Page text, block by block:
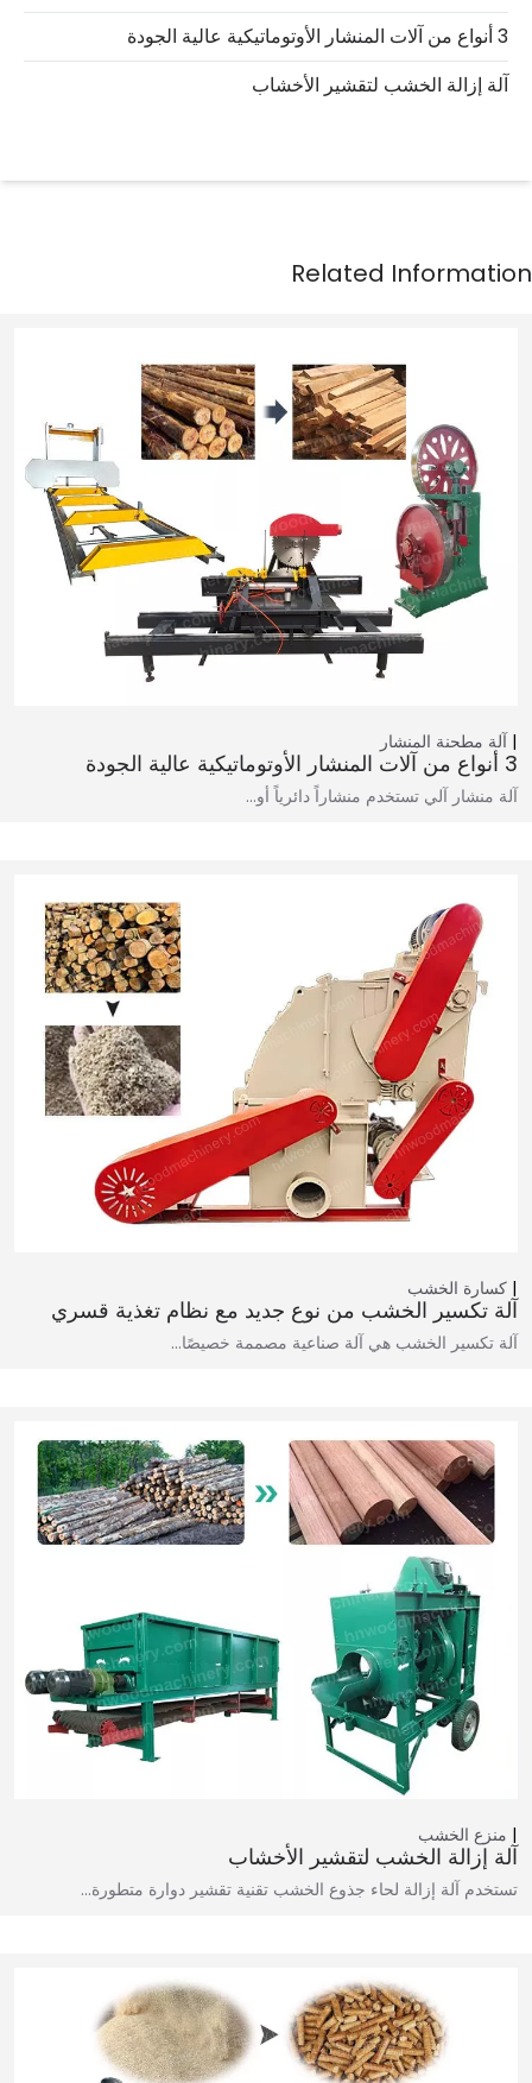
3 أنواع من آلات المنشار الأوتوماتيكية عالية الجودة
آلة إزالة الخشب لتقشير الأخشاب
آلة مطحنة المنشار
3 أنواع من آلات المنشار الأوتوماتيكية عالية الجودة
آلة منشار آلي تستخدم منشاراً دائرياً أو…
كسارة الخشب
آلة تكسير الخشب من نوع جديد مع نظام تغذية قسري
آلة تكسير الخشب هي آلة صناعية مصممة خصيصًا…
منزع الخشب
آلة إزالة الخشب لتقشير الأخشاب
تستخدم آلة إزالة لحاء جذوع الخشب تقنية تقشير دوارة متطورة...